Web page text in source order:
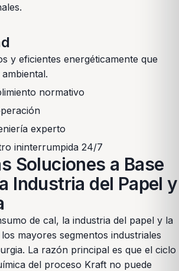
y eficientes energéticamente que
normativo
experto
ininterrumpida 24/7
Soluciones a Base
Industria del Papel y
de cal, la industria del papel y la
mayores segmentos industriales
La razón principal es que el ciclo
del proceso Kraft no puede